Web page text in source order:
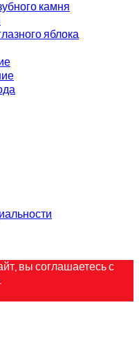
камня
яблока
вы соглашаетесь с